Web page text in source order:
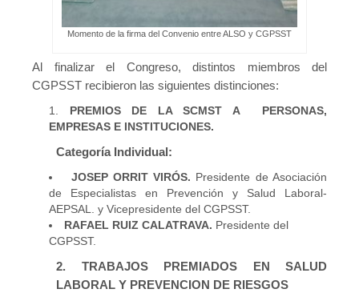
Momento de la firma del Convenio entre ALSO y CGPSST
Al finalizar el Congreso, distintos miembros del
CGPSST recibieron las siguientes distinciones:
PREMIOS DE LA SCMST A PERSONAS,
EMPRESAS E INSTITUCIONES.
Categoría Individual:
JOSEP ORRIT VIRÓS. Presidente de Asociación
de Especialistas en Prevención y Salud Laboral-
AEPSAL. y Vicepresidente del CGPSST.
RAFAEL RUIZ CALATRAVA. Presidente del
CGPSST.
2. TRABAJOS PREMIADOS EN SALUD
LABORAL Y PREVENCION DE RIESGOS